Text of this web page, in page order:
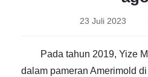
23 Juli 2023
Pada tahun 2019, Yize
dalam pameran Amerimold